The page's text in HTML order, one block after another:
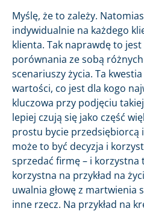
Myślę, że to zależy.
indywidualnie na każdego
klienta. Tak naprawdę to
porównania ze sobą
scenariuszy życia. Ta
wartości, co jest dla kogo
kluczowa przy podjęciu
lepiej czują się jako część
prostu bycie przedsiębiorcą
może to być decyzja i
sprzedać firmę – i korzystna
korzystna na przykład na
uwalnia głowę z martwienia
inne rzecz. Na przykład na